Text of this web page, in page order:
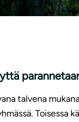
talvena
Toisessa